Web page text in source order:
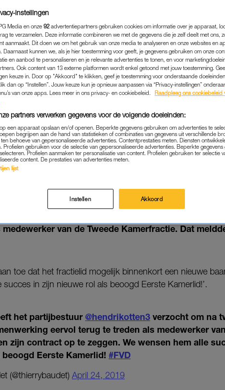
DEMOCRATIE
OTTEN (TOT VERBAZING
NIEUWS|POLITIEK
24-04-2019 | MARLIE VAN ZOGGEL
voor Democratie (FvD) heeft fractielid Henk
medewerker van de Tweede Kamerfractie. Dat
toe dat het fractielid mogelijk binnenkort een nieuwe
succes in zijn nieuwe rol als beoogd Eerste Kamerlid!’.
het partijbestuur @hendrikotten3 verzocht om na
eervol terug te treden als medewerker
zijn contract op te zeggen. We wensen hem alle
Eerste Kamerlid! #FVD
(@thierrybaudet) April 24, 2019
instellingen
Media en onze 92 advertentiepartners gebruiken cookies om informatie over je apparaat,
te verzamelen. Deze informatie combineren we met de gegevens die je zelf deelt met ons,
aanmaakt. Dit doen we om het gebruik van onze media te analyseren en onze websites en
Daarnaast kunnen we, als je hier toestemming voor geeft, je gegevens gebruiken om onze
en aanbod te personaliseren en je relevante advertenties te tonen, en voor
Ook content van 13 externe platformen wordt enkel getoond met jouw toestemming.
keuze in. Door op "Akkoord" te klikken, geef je toestemming voor onderstaande
dan op “Instellen”. Jouw keuze kun je opnieuw aanpassen via “Privacy-instellingen”
van onze apps. Lees meer in ons privacy- en cookiebeleid.
Raadpleeg ons cookiebeleid
partners verwerken gegevens voor de volgende doeleinden:
een apparaat opslaan en/of openen. Beperkte gegevens gebruiken om advertenties te
begrijpen aan de hand van statistieken of combinaties van gegevens uit verschillende
behoeve van gepersonaliseerde advertenties. Contentprestaties meten. Diensten
Profielen gebruiken voor de selectie van gepersonaliseerde advertenties. Beperkte
Profielen aanmaken ter personalisatie van content. Profielen gebruiken ter selectie
content. De prestaties van advertenties meten.
lijst
Instellen Akkoord